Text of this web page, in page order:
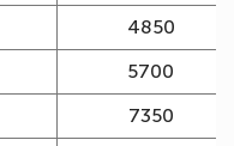
4850
5700
7350